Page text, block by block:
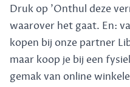
Druk op 'Onthul deze
waarover het gaat. En:
kopen bij onze partner
maar koop je bij een
gemak van online